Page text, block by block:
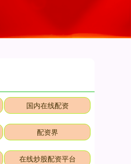
国内在线配资
配资界
在线炒股配资平台